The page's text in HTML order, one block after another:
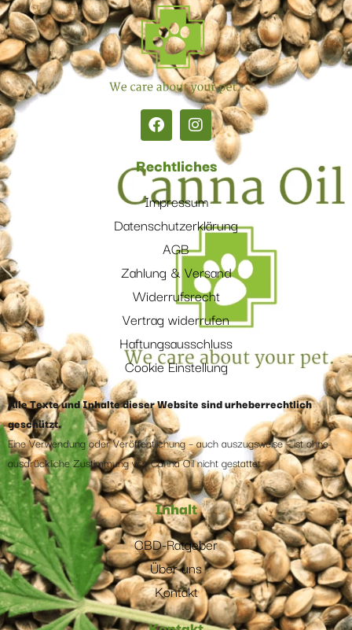
Rechtliches
Impressum
Datenschutzerklärung
AGB
Zahlung & Versand
Widerrufsrecht
Vertrag widerrufen
Haftungsausschluss
Cookie Einstellung
Alle Texte und Inhalte dieser Website sind urheberrechtlich
geschützt.
Eine Verwendung oder Veröffentlichung – auch auszugsweise – ist ohne
ausdrückliche Zustimmung von Canna Oil nicht gestattet.
Inhalt
CBD-Ratgeber
Über uns
Kontakt